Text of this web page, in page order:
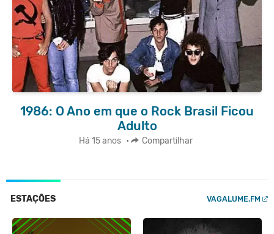
1986: O Ano em que o Rock Brasil Ficou
Adulto
Há 15 anos • Compartilhar
ESTAÇÕES VAGALUME.FM